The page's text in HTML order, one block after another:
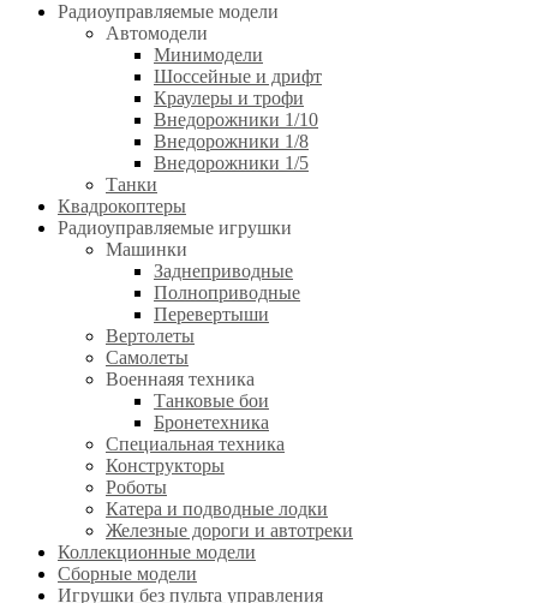
Радиоуправляемые модели
Автомодели
Минимодели
Шоссейные и дрифт
Краулеры и трофи
Внедорожники 1/10
Внедорожники 1/8
Внедорожники 1/5
Танки
Квадрокоптеры
Радиоуправляемые игрушки
Машинки
Заднеприводные
Полноприводные
Перевертыши
Вертолеты
Самолеты
Военнаяя техника
Танковые бои
Бронетехника
Специальная техника
Конструкторы
Роботы
Катера и подводные лодки
Железные дороги и автотреки
Коллекционные модели
Сборные модели
Игрушки без пульта управления